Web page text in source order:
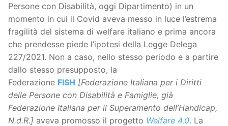
Persone con Disabilità, oggi Dipartimento) in un
momento in cui il Covid aveva messo in luce l’estrema
fragilità del sistema di welfare italiano e prima ancora
che prendesse piede l’ipotesi della Legge Delega
227/2021. Non a caso, nello stesso periodo e a partire
dallo stesso presupposto, la
Federazione FISH [Federazione Italiana per i Diritti
delle Persone con Disabilità e Famiglie, già
Federazione Italiana per il Superamento dell’Handicap,
N.d.R.] aveva promosso il progetto Welfare 4.0. La